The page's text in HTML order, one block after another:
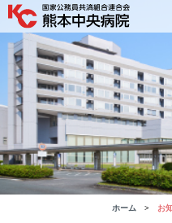
ホーム お